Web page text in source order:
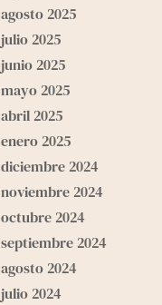
agosto 2025
julio 2025
junio 2025
mayo 2025
abril 2025
enero 2025
diciembre 2024
noviembre 2024
octubre 2024
septiembre 2024
agosto 2024
julio 2024